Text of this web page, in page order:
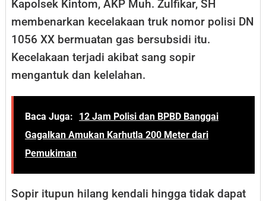
Kapolsek Kintom, AKP Muh. Zulfikar, SH
membenarkan kecelakaan truk nomor polisi DN
1056 XX bermuatan gas bersubsidi itu.
Kecelakaan terjadi akibat sang sopir
mengantuk dan kelelahan.
Baca Juga:
12 Jam Polisi dan BPBD Banggai
Gagalkan Amukan Karhutla 200 Meter dari
Pemukiman
Sopir itupun hilang kendali hingga tidak dapat